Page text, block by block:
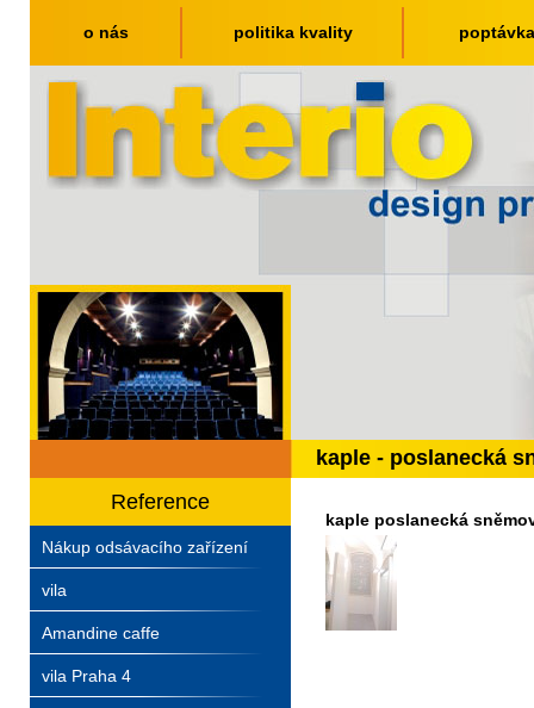
o nás politika kvality poptávka
Reference
Nákup odsávacího zařízení
vila
Amandine caffe
vila Praha 4
kaple - poslanecká
kaple poslanecká